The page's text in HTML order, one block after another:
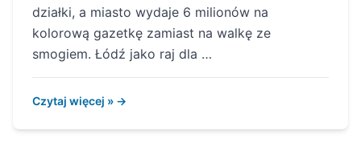
działki, a miasto wydaje 6 milionów na
kolorową gazetkę zamiast na walkę ze
smogiem. Łódź jako raj dla …
Czytaj więcej » →